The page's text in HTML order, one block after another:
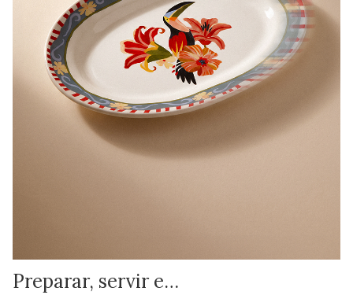
Preparar, servir e…